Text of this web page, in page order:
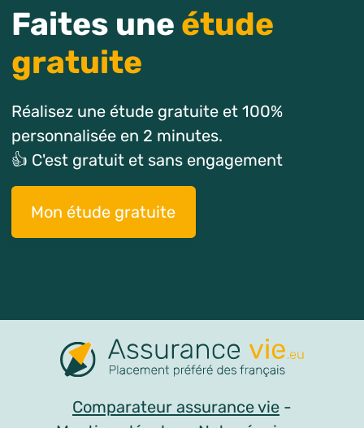
Faites une étude
gratuite
Réalisez une étude gratuite et 100%
personnalisée en 2 minutes.
👍 C'est gratuit et sans engagement
Mon étude gratuite
Comparateur assurance vie -